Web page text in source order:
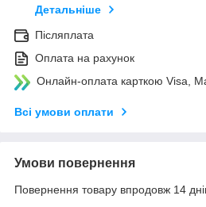
Детальніше
Післяплата
Оплата на рахунок
Онлайн-оплата карткою Visa,
Всі умови оплати
Умови повернення
Повернення товару впродовж 14